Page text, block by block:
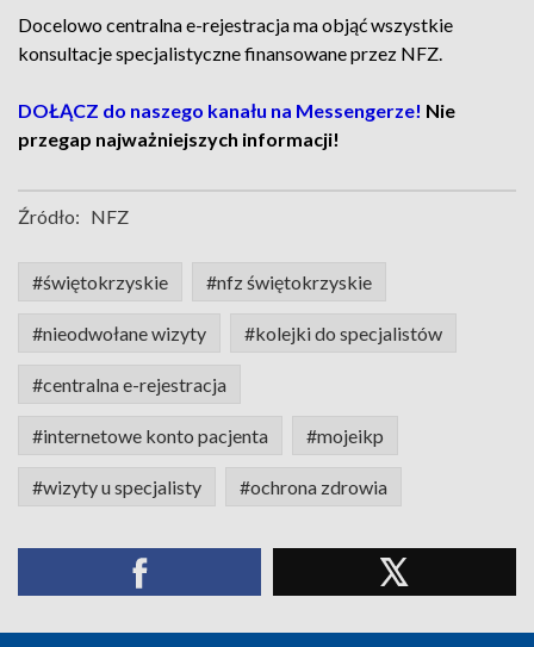
Docelowo centralna e-rejestracja ma objąć wszystkie
konsultacje specjalistyczne finansowane przez NFZ.
DOŁĄCZ do naszego kanału na Messengerze! Nie
przegap najważniejszych informacji!
Źródło: NFZ
#świętokrzyskie #nfz świętokrzyskie
#nieodwołane wizyty #kolejki do specjalistów
#centralna e-rejestracja
#internetowe konto pacjenta #mojeikp
#wizyty u specjalisty #ochrona zdrowia